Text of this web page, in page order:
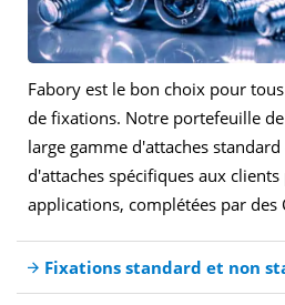
Fabory est le bon choix pour
de fixations. Notre portefeuille
large gamme d'attaches
d'attaches spécifiques aux
applications, complétées par des
Fixations standard et non